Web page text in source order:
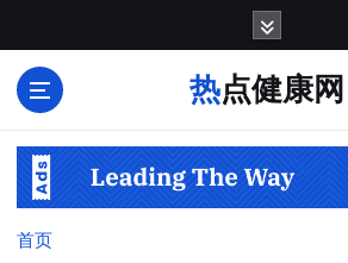
热点健康网
首页